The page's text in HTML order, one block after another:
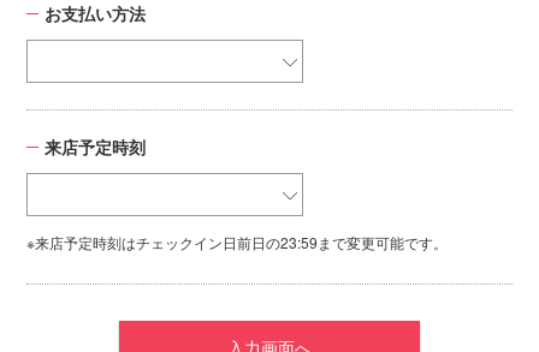
お支払い方法
来店予定時刻
※来店予定時刻はチェックイン日前日の23:59まで変更可能です。